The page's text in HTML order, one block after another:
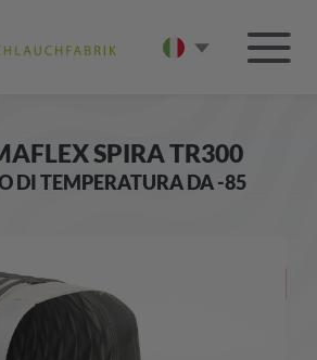
SPIRA TR300
DI TEMPERATURA DA -85